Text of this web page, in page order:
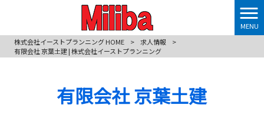
MENU
株式会社イーストプランニング HOME
> 求人情報
>
有限会社 京葉土建 | 株式会社イーストプランニング
有限会社 京葉土建